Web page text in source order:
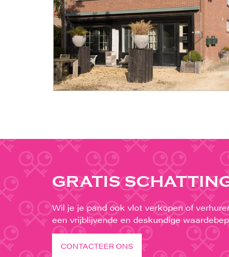
GRATIS
Wil je je pand ook vlot verkopen of
een vrijblijvende en deskundige
CONTACTEER ONS